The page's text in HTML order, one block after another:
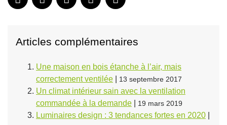
Articles complémentaires
Une maison en bois étanche à l’air, mais
correctement ventilée
13 septembre 2017
Un climat intérieur sain avec la ventilation
commandée à la demande
19 mars 2019
Luminaires design : 3 tendances fortes en 2020